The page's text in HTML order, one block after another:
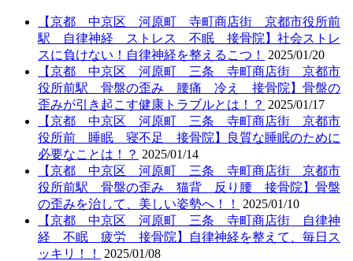
【京都 中京区 河原町 寺町商店街 京都市役所前
駅 自律神経 ストレス 不眠 接骨院】社会ストレ
スに負けない！自律神経を整えるこつ！
2025/01/20
【京都 中京区 河原町 三条 寺町商店街 京都市
役所前駅 骨盤の歪み 腰痛 冷え 接骨院】骨盤の
歪みが引き起こす健康トラブルとは！？ 2025/01/17
【京都 中京区 河原町 三条 寺町商店街 京都市
役所前 睡眠 寝不足 接骨院】良質な睡眠のために
必要なことは！？ 2025/01/14
【京都 中京区 河原町 三条 寺町商店街 京都市
役所前駅 骨盤の歪み 猫背 反り腰 接骨院】骨盤
の歪みを治して、美しい姿勢へ！！
2025/01/10
【京都 中京区 河原町 三条 寺町商店街 自律神
経 不眠 疲労 接骨院】自律神経を整えて、毎日ス
ッキリ！！
2025/01/08